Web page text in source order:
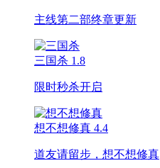
主线第二部终章更新
三国杀 1.8
限时秒杀开启
想不想修真 4.4
道友请留步，想不想修真